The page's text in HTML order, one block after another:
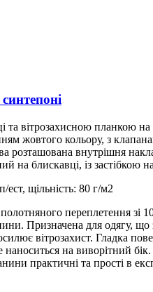
та вітрозахисною планкою
жовтого кольору, з
розташована внутрішня
на блискавці, із застібкою
щільність: 80 г/м2
переплетення
Призначена для одягу,
вітрозахист. Гладка
наноситься на виворітний
практичні та прості в